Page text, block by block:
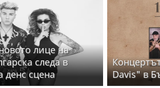
лице на
следа в
денс сцена
Davis" в